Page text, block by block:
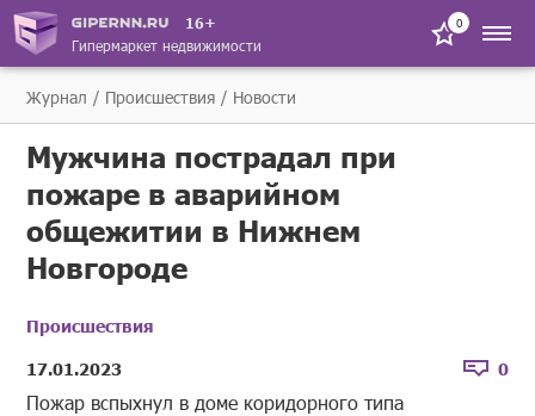
16+
Гипермаркет недвижимости
0
Журнал Происшествия Новости
Мужчина пострадал при
пожаре в аварийном
общежитии в Нижнем
Новгороде
Происшествия
17.01.2023
0
Пожар вспыхнул в доме коридорного типа